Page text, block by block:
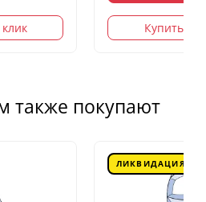
Купить в
также покупают
ЛИКВИДАЦИЯ